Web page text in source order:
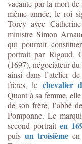
vacante par la mort
même année, le roi
Torcy avec
ministre Simon
qui pourrait
portrait par Rigaud.
(1697), négociateur
ainsi dans l’atelier
frères, le chevalier
Quant à sa femme,
de son frère, l’abbé
Pomponne. Le
second portraiten
puis un troisième